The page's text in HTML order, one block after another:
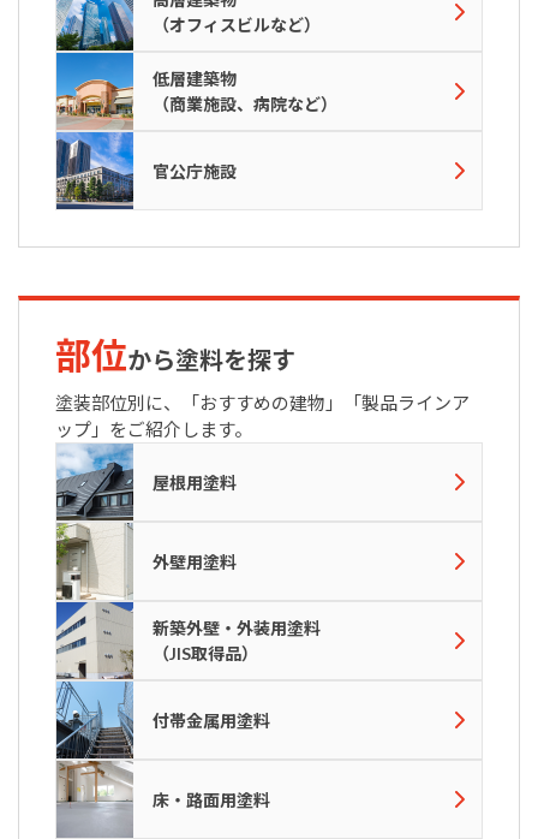
（オフィスビルなど）
低層建築物
（商業施設、病院など）
官公庁施設
部位から塗料を探す
塗装部位別に、「おすすめの建物」「製品ラインア
ップ」をご紹介します。
屋根用塗料
外壁用塗料
新築外壁・外装用塗料
（JIS取得品）
付帯金属用塗料
床・路面用塗料